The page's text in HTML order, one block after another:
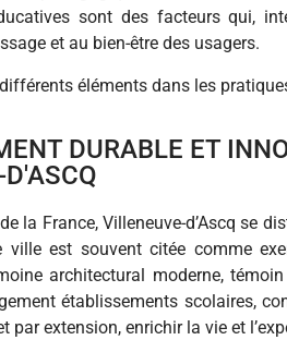
sont des facteurs qui,
et au bien-être des usagers.
éléments dans les
DURABLE ET
la France, Villeneuve-d’Ascq se
ville est souvent citée comme
architectural moderne,
établissements scolaires,
par extension, enrichir la vie et